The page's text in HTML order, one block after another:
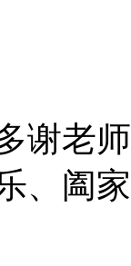
谢老
、阖